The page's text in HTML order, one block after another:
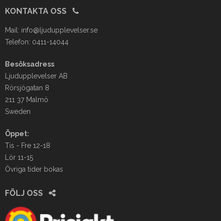
KONTAKTA OSS
Mail: info@ljudupplevelser.se
Telefon: 0411-14044
Besöksadress
Ljudupplevelser AB
Rörsjögatan 8
211 37 Malmö
Sweden
Öppet:
Tis - Fre 12-18
Lör 11-15
Övriga tider bokas
FÖLJ OSS